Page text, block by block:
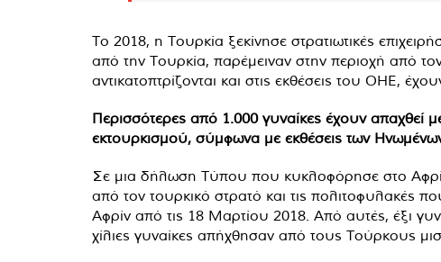
Το 2018, η Τουρκία ξεκίνησε στρατιωτικές
από την Τουρκία, παρέμειναν στην περιοχή από
αντικατοπτρίζονται και στις εκθέσεις του ΟΗΕ,
Περισσότερες από 1.000 γυναίκες έχουν απαχθεί
εκτουρκισμού, σύμφωνα με εκθέσεις των
Σε μια δήλωση Τύπου που κυκλοφόρησε στο
από τον τουρκικό στρατό και τις πολιτοφυλακές
Αφρίν από τις 18 Μαρτίου 2018. Από αυτές, έξι
χίλιες γυναίκες απήχθησαν από τους Τούρκους